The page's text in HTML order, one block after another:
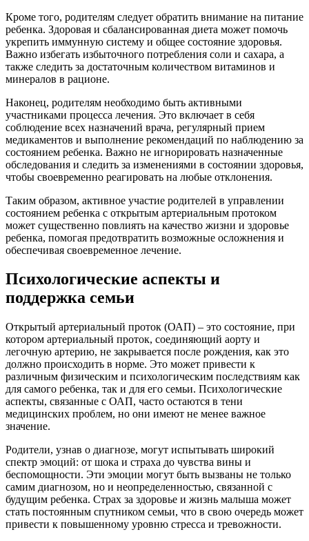
Кроме того, родителям следует обратить внимание на питание
ребенка. Здоровая и сбалансированная диета может помочь
укрепить иммунную систему и общее состояние здоровья.
Важно избегать избыточного потребления соли и сахара, а
также следить за достаточным количеством витаминов и
минералов в рационе.
Наконец, родителям необходимо быть активными
участниками процесса лечения. Это включает в себя
соблюдение всех назначений врача, регулярный прием
медикаментов и выполнение рекомендаций по наблюдению за
состоянием ребенка. Важно не игнорировать назначенные
обследования и следить за изменениями в состоянии здоровья,
чтобы своевременно реагировать на любые отклонения.
Таким образом, активное участие родителей в управлении
состоянием ребенка с открытым артериальным протоком
может существенно повлиять на качество жизни и здоровье
ребенка, помогая предотвратить возможные осложнения и
обеспечивая своевременное лечение.
Психологические аспекты и
поддержка семьи
Открытый артериальный проток (ОАП) – это состояние, при
котором артериальный проток, соединяющий аорту и
легочную артерию, не закрывается после рождения, как это
должно происходить в норме. Это может привести к
различным физическим и психологическим последствиям как
для самого ребенка, так и для его семьи. Психологические
аспекты, связанные с ОАП, часто остаются в тени
медицинских проблем, но они имеют не менее важное
значение.
Родители, узнав о диагнозе, могут испытывать широкий
спектр эмоций: от шока и страха до чувства вины и
беспомощности. Эти эмоции могут быть вызваны не только
самим диагнозом, но и неопределенностью, связанной с
будущим ребенка. Страх за здоровье и жизнь малыша может
стать постоянным спутником семьи, что в свою очередь может
привести к повышенному уровню стресса и тревожности.